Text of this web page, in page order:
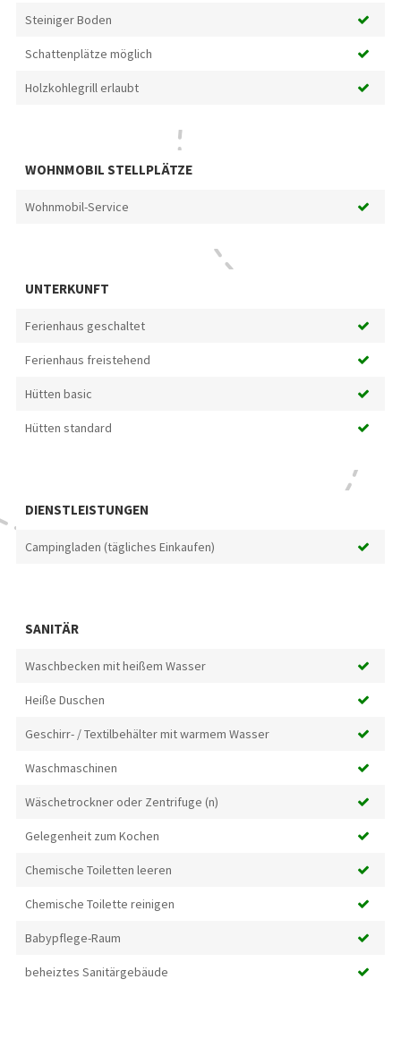
Steiniger Boden
Schattenplätze möglich
Holzkohlegrill erlaubt
WOHNMOBIL STELLPLÄTZE
Wohnmobil-Service
UNTERKUNFT
Ferienhaus geschaltet
Ferienhaus freistehend
Hütten basic
Hütten standard
DIENSTLEISTUNGEN
Campingladen (tägliches Einkaufen)
SANITÄR
Waschbecken mit heißem Wasser
Heiße Duschen
Geschirr- / Textilbehälter mit warmem Wasser
Waschmaschinen
Wäschetrockner oder Zentrifuge (n)
Gelegenheit zum Kochen
Chemische Toiletten leeren
Chemische Toilette reinigen
Babypflege-Raum
beheiztes Sanitärgebäude